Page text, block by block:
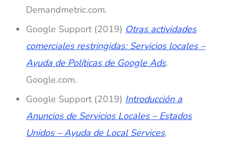
Demandmetric.com. ‌
‌Google Support (2019) Otras actividades
comerciales restringidas: Servicios locales –
Ayuda de Políticas de Google Ads.
Google.com.
Google Support (2019) Introducción a
Anuncios de Servicios Locales – Estados
Unidos – Ayuda de Local Services.